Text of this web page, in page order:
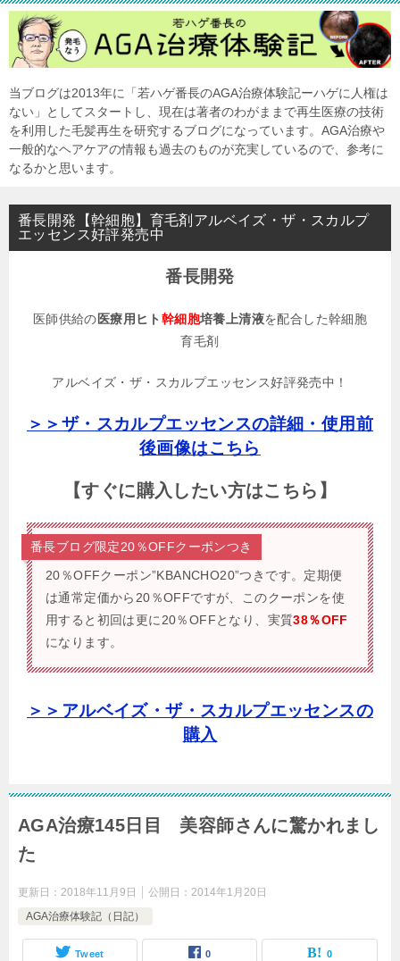
当ブログは2013年に「若ハゲ番長のAGA治療体験記ーハゲに人権は
ない」としてスタートし、現在は著者のわがままで再生医療の技術
を利用した毛髪再生を研究するブログになっています。AGA治療や
一般的なヘアケアの情報も過去のものが充実しているので、参考に
なるかと思います。
番長開発【幹細胞】育毛剤アルベイズ・ザ・スカルプ
エッセンス好評発売中
番長開発
医師供給の医療用ヒト 幹細胞培養上清液を配合した幹細胞
育毛剤
アルベイズ・ザ・スカルプエッセンス好評発売中！
＞＞ザ・スカルプエッセンスの詳細・使用前
後画像はこちら
【すぐに購入したい方はこちら】
番長ブログ限定20％OFFクーポンつき
20％OFFクーポン”KBANCHO20”つきです。 定期便
は通常定価から20％OFFですが、このクーポンを使
用すると初回は更に20％OFFとなり、実質38％OFF
になります。
＞＞アルベイズ・ザ・スカルプエッセンスの
購入
AGA治療145日目 美容師さんに驚かれまし
た
更新日： 2018年11月9日 公開日： 2014年1月20日
AGA治療体験記（日記）
Tweet 0 0